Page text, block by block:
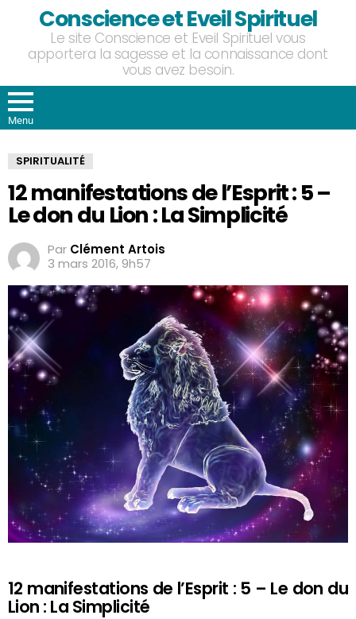
Conscience et Eveil Spirituel
Le site Conscience et Eveil Spirituel vous
apportera la sagesse et la connaissance dont
vous avez besoin.
Menu
SPIRITUALITÉ
12 manifestations de l’Esprit : 5 –
Le don du Lion : La Simplicité
Par Clément Artois
3 mars 2016, 9h57
12 manifestations de l’Esprit : 5 – Le don du
Lion : La Simplicité